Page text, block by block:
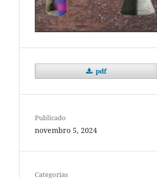
pdf
Publicado
novembro 5, 2024
Categorias